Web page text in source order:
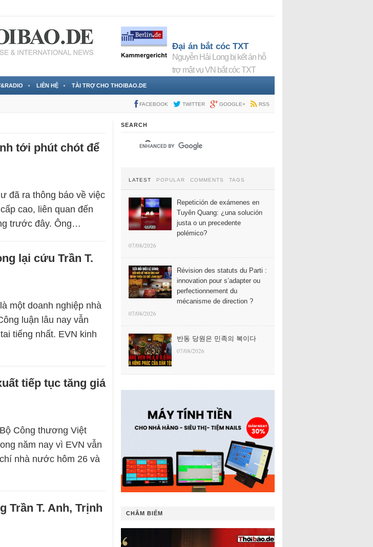
Đại án bắt cóc TXT
Nguyễn Hải Long bị kết án hỗ
trợ mật vụ VN bắt cóc TXT
LIÊN HỆ TÀI TRỢ CHO THOIBAO.DE
FACEBOOK TWITTER GOOGLE+ RSS
tới phút chót để
đã ra thông báo về việc
cao, liên quan đến
trước đây. Ông…
lại cứu Trần T.
một doanh nghiệp nhà
luận lâu nay vẫn
tiếng nhất. EVN kinh
tiếp tục tăng giá
Công thương Việt
năm nay vì EVN vẫn
nhà nước hôm 26 và
Trần T. Anh, Trịnh
SEARCH
LATEST POPULAR COMMENTS TAGS
Repetición de exámenes en
Tuyên Quang: ¿una solución
justa o un precedente
polémico?
07/08/2026
Révision des statuts du Parti :
innovation pour s’adapter ou
perfectionnement du
mécanisme de direction ?
07/08/2026
반동 당원은 민족의 복이다
07/08/2026
CHÂM BIẾM